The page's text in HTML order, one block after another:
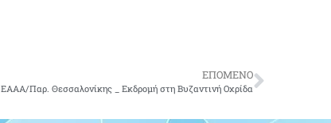
ΕΠΟΜΕΝΟ
ΕΑΑΑ/Παρ. Θεσσαλονίκης _ Εκδρομή στη Βυζαντινή Οχρίδα